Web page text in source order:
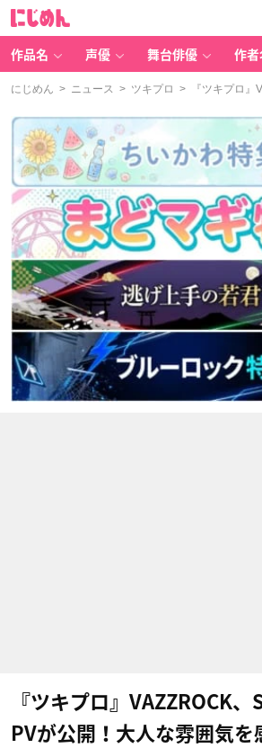
作品名 声優 舞台俳優 作者
にじめん > ニュース > ツキプロ > 『ツキプロ』
『ツキプロ』VAZZROCK、
PVが公開！大人な雰囲気を